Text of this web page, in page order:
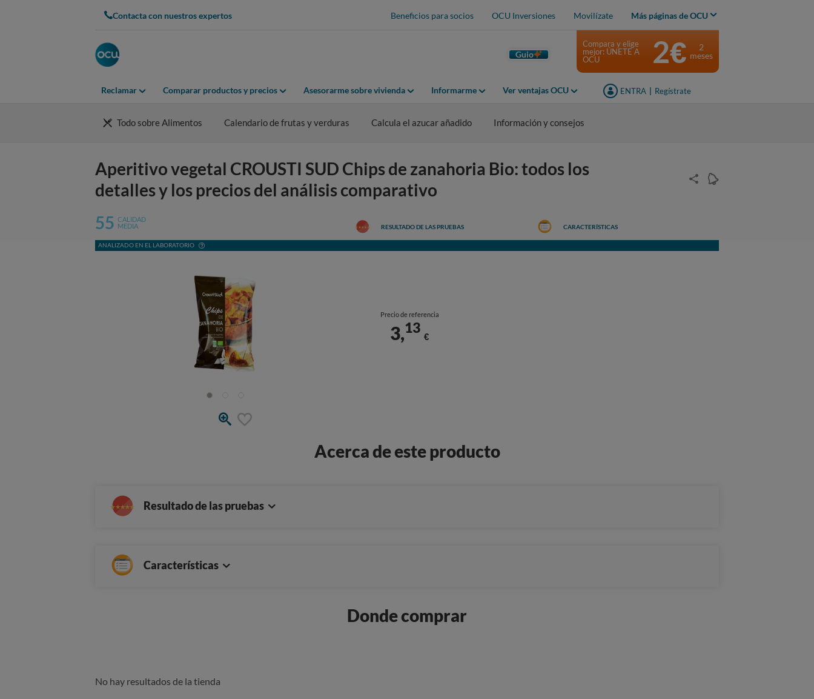
Contacta con nuestros expertos Beneficios para socios OCU Inversiones Movilízate Más páginas de OCU
Guio
Reclamar Comparar productos y precios Asesorarme sobre vivienda Informarme Ver ventajas OCU ENTRA Regístrate
Compara y elige
mejor: ÚNETE A
OCU
2€
2
meses
Todo sobre Alimentos Calendario de frutas y verduras Calcula el azucar añadido Información y consejos
Aperitivo vegetal CROUSTI SUD Chips de zanahoria Bio: todos los
detalles y los precios del análisis comparativo
55 CALIDAD
MEDIA
ANALIZADO EN EL LABORATORIO
RESULTADO DE LAS PRUEBAS CARACTERÍSTICAS
Precio de referencia
3,13
€
Acerca de este producto
Resultado de las pruebas
Características
Donde comprar
No hay resultados de la tienda